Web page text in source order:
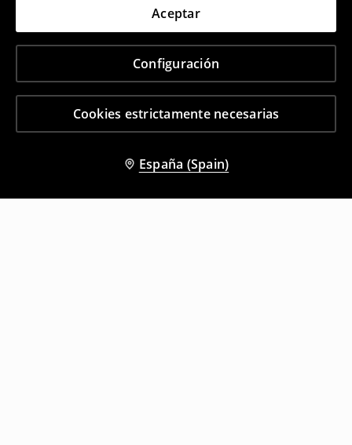
Cookies estrictamente necesarias
Configuración
Aceptar
España (Spain)